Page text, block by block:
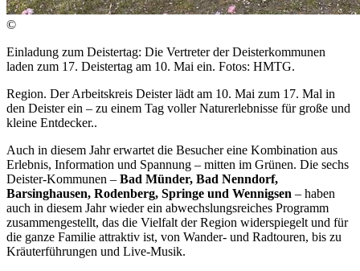
©
Einladung zum Deistertag: Die Vertreter der Deisterkommunen
laden zum 17. Deistertag am 10. Mai ein. Fotos: HMTG.
Region. Der Arbeitskreis Deister lädt am 10. Mai zum 17. Mal in
den Deister ein – zu einem Tag voller Naturerlebnisse für große und
kleine Entdecker..
Auch in diesem Jahr erwartet die Besucher eine Kombination aus
Erlebnis, Information und Spannung – mitten im Grünen. Die sechs
Deister-Kommunen – Bad Münder, Bad Nenndorf,
Barsinghausen, Rodenberg, Springe und Wennigsen – haben
auch in diesem Jahr wieder ein abwechslungsreiches Programm
zusammengestellt, das die Vielfalt der Region widerspiegelt und für
die ganze Familie attraktiv ist, von Wander- und Radtouren, bis zu
Kräuterführungen und Live-Musik.